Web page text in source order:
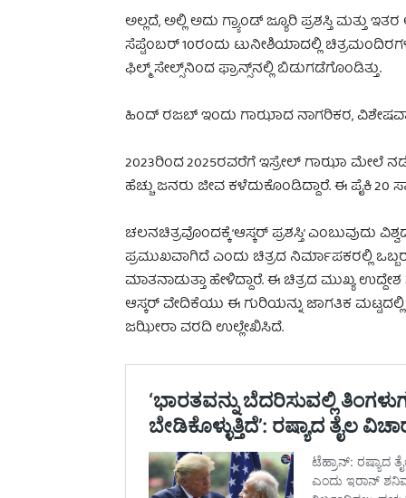
ಅಲ್ಲದೆ, ಅಲ್ಲಿ ಅದು ಗ್ರ್ಯಾಂಡ್ ಜ್ಯೂರಿ ಪ್ರಶಸ್ತಿ ಮತ್ತು
ಸೆಪ್ಟೆಂಬರ್ 10ರಂದು ಟುನೀಶಿಯಾದಲ್ಲಿ
ಫಿಲ್ಮ್ ಸೇಲ್ಸ್‌ನಿಂದ ಫ್ರಾನ್ಸ್‌ನಲ್ಲಿ ಬಿಡುಗಡೆಗೊಂಡಿತ್ತು.
ಹಿಂದ್ ರಜಬ್ ಇಂದು ಗಾಝಾದ ನಾಗರಿಕರ, ವಿಶೇಷವಾಗಿ
2023ರಿಂದ 2025ರವರೆಗೆ ಇಸ್ರೇಲ್ ಗಾಝಾ ಮೇಲೆ
ಹೆಚ್ಚು ಜನರು ಜೀವ ಕಳೆದುಕೊಂಡಿದ್ದಾರೆ. ಈ ಪೈಕಿ 20
ಚಲನಚಿತ್ರವೊಂದಕ್ಕೆ ‘ಆಸ್ಕರ್ ಪ್ರಶಸ್ತಿ’ ಎಂಬುವುದು
ಪ್ರಮುಖವಾಗಿದೆ ಎಂದು ಚಿತ್ರದ ನಿರ್ಮಾಪಕರಲ್ಲಿ
ಮಾತನಾಡುತ್ತಾ ಹೇಳಿದ್ದಾರೆ. ಈ ಚಿತ್ರದ ಮುಖ್ಯ ಉದ್ದೇಶ
ಆಸ್ಕರ್ ವೇದಿಕೆಯು ಈ ಗುರಿಯನ್ನು ಜಾಗತಿಕ
ಜಝೀರಾ ವರದಿ ಉಲ್ಲೇಖಿಸಿದೆ.